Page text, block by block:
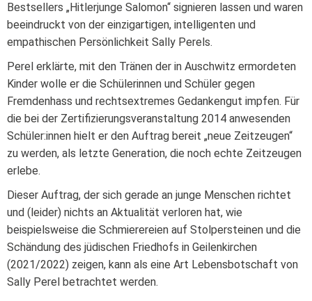
Bestsellers „Hitlerjunge Salomon“ signieren lassen und waren
beeindruckt von der einzigartigen, intelligenten und
empathischen Persönlichkeit Sally Perels.
Perel erklärte, mit den Tränen der in Auschwitz ermordeten
Kinder wolle er die Schülerinnen und Schüler gegen
Fremdenhass und rechtsextremes Gedankengut impfen. Für
die bei der Zertifizierungsveranstaltung 2014 anwesenden
Schüler:innen hielt er den Auftrag bereit „neue Zeitzeugen“
zu werden, als letzte Generation, die noch echte Zeitzeugen
erlebe.
Dieser Auftrag, der sich gerade an junge Menschen richtet
und (leider) nichts an Aktualität verloren hat, wie
beispielsweise die Schmierereien auf Stolpersteinen und die
Schändung des jüdischen Friedhofs in Geilenkirchen
(2021/2022) zeigen, kann als eine Art Lebensbotschaft von
Sally Perel betrachtet werden.